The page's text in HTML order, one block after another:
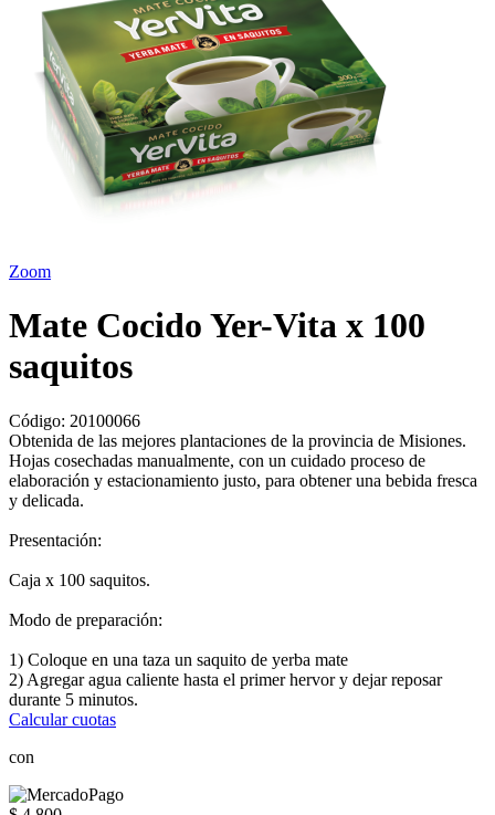
Zoom
Mate Cocido Yer-Vita x 100
saquitos
Código: 20100066
Obtenida de las mejores plantaciones de la provincia de Misiones.
Hojas cosechadas manualmente, con un cuidado proceso de
elaboración y estacionamiento justo, para obtener una bebida fresca
y delicada.
Presentación:
Caja x 100 saquitos.
Modo de preparación:
1) Coloque en una taza un saquito de yerba mate
2) Agregar agua caliente hasta el primer hervor y dejar reposar
durante 5 minutos.
Calcular cuotas
con